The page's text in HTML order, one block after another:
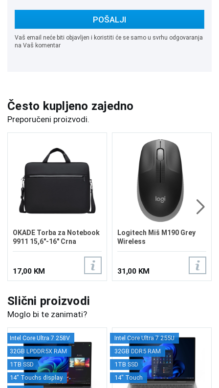
POŠALJI
Vaš email neće biti objavljen i koristiti će se samo u svrhu odgovaranja
na Vaš komentar
Često kupljeno zajedno
Preporučeni proizvodi.
OKADE Torba za Notebook
9911 15,6"-16" Crna
17,00 KM
Logitech Miš M190 Grey
Wireless
31,00 KM
Slični proizvodi
Moglo bi te zanimati?
Intel Core Ultra 7 258V
32GB LPDDR5X RAM
1TB SSD
14" Touchs display
Intel Core Ultra 7 255U
32GB DDR5 RAM
1TB SSD
14" Touch